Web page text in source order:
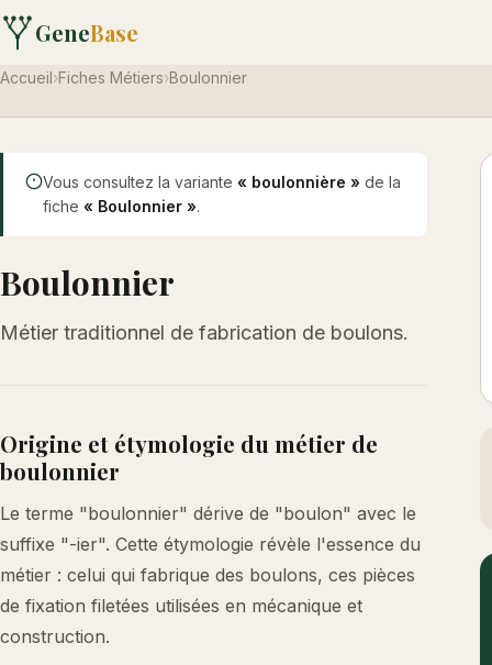
GeneBase
Accueil›Fiches Métiers›Boulonnier
Vous consultez la variante « boulonnière » de la
fiche « Boulonnier ».
Boulonnier
Métier traditionnel de fabrication de boulons.
Origine et étymologie du métier de
boulonnier
Le terme "boulonnier" dérive de "boulon" avec le
suffixe "-ier". Cette étymologie révèle l'essence du
métier : celui qui fabrique des boulons, ces pièces
de fixation filetées utilisées en mécanique et
construction.